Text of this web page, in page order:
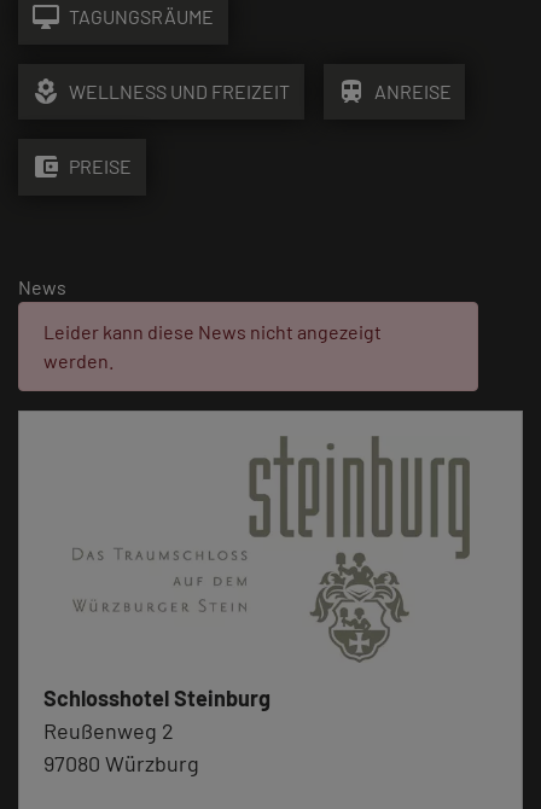
desktop_mac TAGUNGSRÄUME
local_florist WELLNESS UND FREIZEIT train ANREISE
account_balance_wallet PREISE
News
Fehler:
Leider kann diese News nicht angezeigt
werden.
Schlosshotel Steinburg
Reußenweg 2
97080 Würzburg